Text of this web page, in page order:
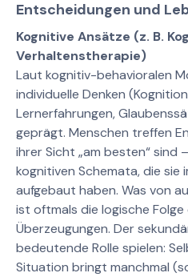
Entscheidungen und
Kognitive Ansätze (z. B.
Verhaltenstherapie)
Laut kognitiv-behavioralen
individuelle Denken
Lernerfahrungen,
geprägt. Menschen treffen
ihrer Sicht „am besten“ sind
kognitiven Schemata, die sie
aufgebaut haben. Was von
ist oftmals die logische Folge
Überzeugungen. Der
bedeutende Rolle spielen:
Situation bringt manchmal